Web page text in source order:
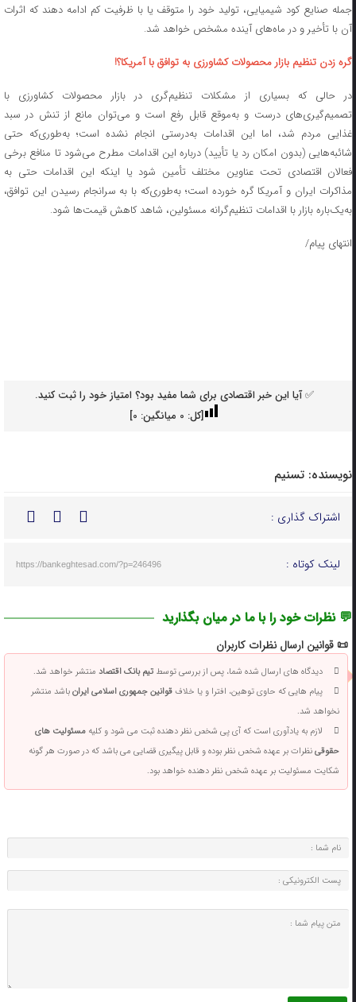
جمله صنایع کود شیمیایی، تولید خود را متوقف یا با ظرفیت کم ادامه دهند که اثرات
آن با تأخیر و در ماه‌های آینده مشخص خواهد شد.
گره زدن تنظیم بازار محصولات کشاورزی به توافق با آمریکا؟!
در حالی که بسیاری از مشکلات تنظیم‌گری در بازار محصولات کشاورزی با
تصمیم‌گیری‌های درست و به‌موقع قابل رفع است و می‌توان مانع از تنش در سبد
غذایی مردم شد، اما این اقدامات به‌درستی انجام نشده است؛ به‌طوری‌که حتی
شائبه‌هایی (بدون امکان رد یا تأیید) درباره این اقدامات مطرح می‌شود تا منافع برخی
فعالان اقتصادی تحت عناوین مختلف تأمین شود یا اینکه این اقدامات حتی به
مذاکرات ایران و آمریکا گره خورده است؛ به‌طوری‌که با به سرانجام رسیدن این توافق،
به‌یک‌باره بازار با اقدامات تنظیم‌گرانه مسئولین، شاهد کاهش قیمت‌ها شود.
انتهای پیام/
✅ آیا این خبر اقتصادی برای شما مفید بود؟ امتیاز خود را ثبت کنید.
[کل: 0میانگین: 0
]
نویسنده: تسنیم
اشتراک گذاری :
لینک کوتاه : https://bankeghtesad.com/?p=246496
💬 نظرات خود را با ما در میان بگذارید
📜 قوانین ارسال نظرات کاربران
دیدگاه های ارسال شده شما، پس از بررسی توسطتیم بانک اقتصادمنتشر خواهد شد.
پیام هایی که حاوی توهین، افترا و یا خلافقوانین جمهوری اسلامی ایرانباشد منتشر
نخواهد شد.
لازم به یادآوری است که آی پی شخص نظر دهنده ثبت می شود و کلیهمسئولیت های
حقوقینظرات بر عهده شخص نظر بوده و قابل پیگیری قضایی می باشد که در صورت هر گونه
شکایت مسئولیت بر عهده شخص نظر دهنده خواهد بود.